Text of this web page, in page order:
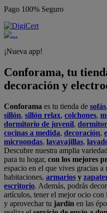
Pago 100% Seguro
¡Nueva app!
Conforama, tu
decoración y
Conforama es tu tienda de sofás,
sillón, sillón relax, colchones,
dormitorio de juvenil,
cocinas a medida, decoración,
microondas, lavavajillas,
Descubre nuestra amplia
para tu hogar, con los mejores
espacio en el que vives gracias a
habitaciones, armarios y
escritorio. Además, podrás
artículos, tener el mejor ocio con
y aprovechar tu jardín en las